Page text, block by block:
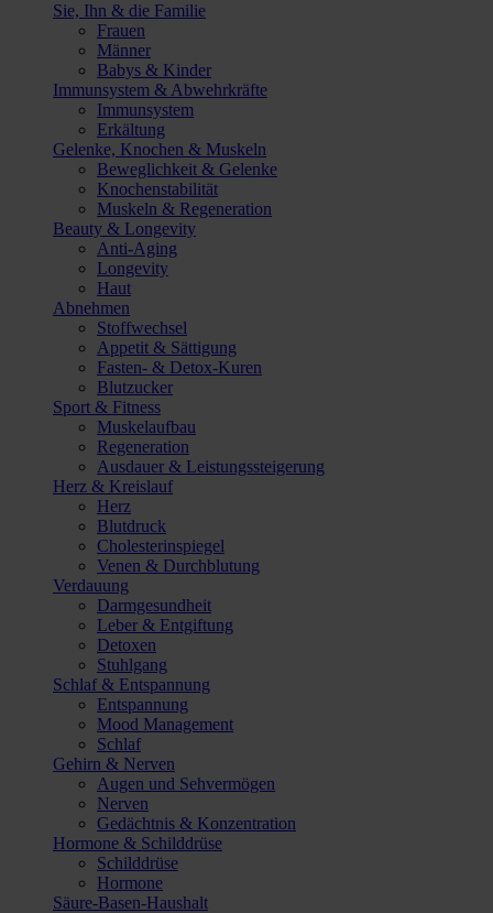
Sie, Ihn & die Familie
Frauen
Männer
Babys & Kinder
Immunsystem & Abwehrkräfte
Immunsystem
Erkältung
Gelenke, Knochen & Muskeln
Beweglichkeit & Gelenke
Knochenstabilität
Muskeln & Regeneration
Beauty & Longevity
Anti-Aging
Longevity
Haut
Abnehmen
Stoffwechsel
Appetit & Sättigung
Fasten- & Detox-Kuren
Blutzucker
Sport & Fitness
Muskelaufbau
Regeneration
Ausdauer & Leistungssteigerung
Herz & Kreislauf
Herz
Blutdruck
Cholesterinspiegel
Venen & Durchblutung
Verdauung
Darmgesundheit
Leber & Entgiftung
Detoxen
Stuhlgang
Schlaf & Entspannung
Entspannung
Mood Management
Schlaf
Gehirn & Nerven
Augen und Sehvermögen
Nerven
Gedächtnis & Konzentration
Hormone & Schilddrüse
Schilddrüse
Hormone
Säure-Basen-Haushalt